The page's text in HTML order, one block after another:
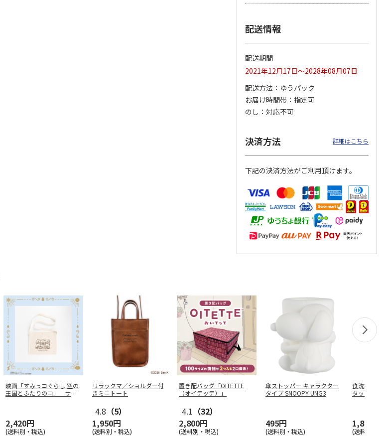
〈ソロソロ〉パーフ
２本
4.8（12）
3,980円
(送料・税込)
〈ソロソロ〉アクア
配送情報
配送期間
2021年12月17日～2028年08月07日
配送方法
ゆうパック
お届け時間帯
指定可
のし
対応不可
決済方法 詳細はこちら
下記の決済方法がご利用頂けます。
映画「すみっコぐらし 空の
王国とふたりのコ」 サコ
2,420円
(送料別・税込)
リラックマ／ショルダー付
きミニトート
4.8 （5）
1,950円
(送料別・税込)
置き配バッグ「OITETTE
（オイテッテ）」
4.1 （32）
2,800円
(送料別・税込)
傘ストッパー キャラクター
タイプ SNOOPY UNG3
495円
(送料別・税込)
食洗機対応
タッチボト
1,870円
(送料別・税